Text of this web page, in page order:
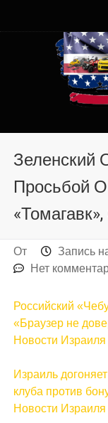
Зеленский
Просьбой
От Запись
Нет
Российский
«Браузер не
Новости Израиля
Израиль
клуба против
Новости Израиля